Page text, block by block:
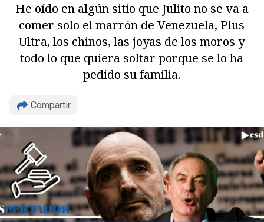
He oído en algún sitio que Julito no se va a
comer solo el marrón de Venezuela, Plus
Ultra, los chinos, las joyas de los moros y
todo lo que quiera soltar porque se lo ha
pedido su familia.
Compartir